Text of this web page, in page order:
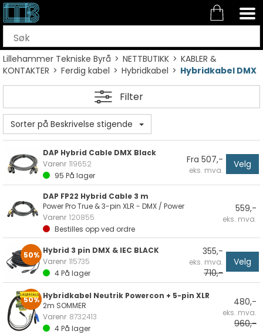
Lillehammer Tekniske Byrå>NETTBUTIKK>KABLER &
KONTAKTER>Ferdig kabel>Hybridkabel>Hybridkabel DMX
Filter
Sorter på Beskrivelse stigende
DAP Hybrid Cable DMX Black
Varenr 119652
95 På lager
Fra 507,-
eks. mva. Velg
DAP FP22 Hybrid Cable 3 m
Power Pro True & 3-pin XLR - DMX / Power
Varenr 120855
Bestilles opp ved ordre
559,-
eks. mva.
50% Hybrid 3 pin DMX & IEC BLACK
Varenr 115735
4På lager
355,-
eks. mva.
710,-
Velg
50% Hybridkabel Neutrik Powercon + 5-pin XLR
2m SOMMER
Varenr 8732413
4På lager
480,-
eks. mva.
960,-